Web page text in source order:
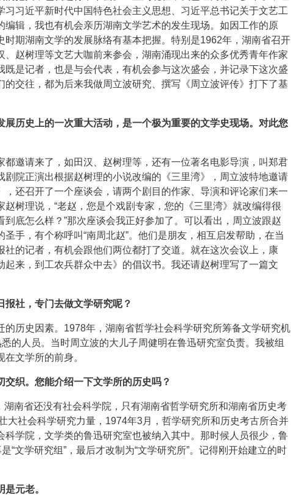
习近平新时代中国特色社会主义思想、习近平总书记关于文艺工
辑，我也有机会亲历湖南文学艺术的发生现场。如因工作的原
期湖南文学的发展脉络有基本把握。特别是1962年，湖南省召开
赵树理等文艺大咖前来参会，湖南涌现出来的众多优秀青年作家
是记者，也是与会代表，有机会参与这次盛会，并记录下这次盛
交往，都为后来我做周立波研究、撰写《周立波评传》打下了基
历史上的一次重大活动，是一个极为重要的文学史现场。对此您
邀请来了，如田汉、赵树理等，还有一位著名电影导演，叫郑君
院正演出根据赵树理的小说改编的《三里湾》，周立波特地邀请
还召开了一个座谈会，请两个剧目的作家、导演和评论家们来一
树理说，“老赵，您是个戏剧专家，您的《三里湾》就改编得很
底怎么样？”那次座谈会我正好参加了。可以看出，周立波跟赵
手，有个称呼叫“南周北赵”。他们是朋友，相互启发帮助，在当
的记者，有机会跟他们两位都打了交道。就在这次会议上，康
来，到工农兵群众中去》的倡议书。我还请赵树理写了一篇文
社，专门去做文学研究呢？
历史因素。1978年，湖南省哲学社会科学研究所筹备文学研究机
的人员。当时周立波的大儿子周健明在鲁迅研究室负责。我被组
文学所的前身。
织。您能介绍一下文学所的历史吗？
湖南省还没有社会科学院，只有湖南省哲学研究所和湖南省历史考
大社会科学研究力量，1974年3月，哲学研究所和历史考古所合并
学院，文学类的鲁迅研究室也被纳入其中。那时候人员很少，鲁
“文学研究组”，最后才改制为“文学研究所”。记得刚开始建立的时
元老。